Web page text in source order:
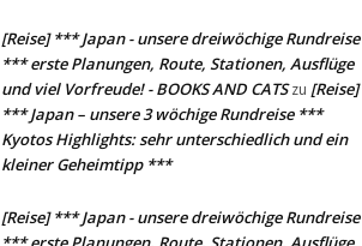
[Reise] *** Japan - unsere dreiwöchige Rundreise
*** erste Planungen, Route, Stationen, Ausflüge
und viel Vorfreude! - BOOKS AND CATSzu [Reise]
*** Japan – unsere 3 wöchige Rundreise ***
Kyotos Highlights: sehr unterschiedlich und ein
kleiner Geheimtipp ***
[Reise] *** Japan - unsere dreiwöchige Rundreise